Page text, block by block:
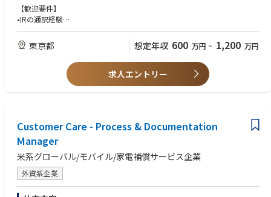
* Familiarity with prompt engineering or working with Large Language M
odels (LLMs) to automate and scale deal desk workflows.
* Fluency in Korean or Mandarin is highly desirable.
1.海外投資家とのIR面談時の逐次通訳 ＊国内証券会社主催の投資カンフ
ァレンス
3.四半期ごとの決算発表資料の英語翻訳資料チェック
4.決算発表時に日本語原稿の英訳を録音
5.決算発表時の質疑応答部分(文書)の英訳チェック
6.投資家面談時に使用するIR用スライド英訳チェック
7.投資家・アナリスト向けイベント・説明会の際の資料英訳ならびに説明
【歓迎要件】
•IRの通訳経験
•医薬分野の通訳・翻訳の経験
•IR・医薬分野の翻訳の経験（英文チェックの業務があるため）
東京都 想定年収 600 万円 ~ 1,200 万円
求人エントリー
Customer Care - Process & Documentation
Manager
米系グローバル/モバイル/家電補償サービス企業
外資系企業